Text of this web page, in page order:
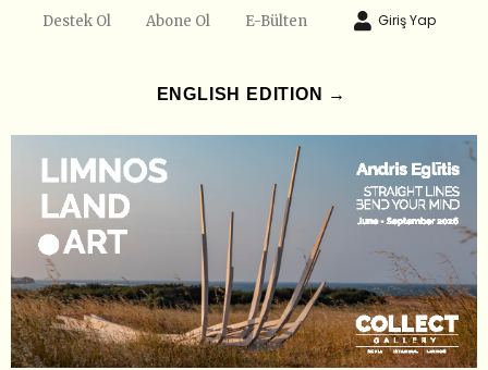
Destek Ol Abone Ol E-Bülten Giriş Yap
ENGLISH EDITION →